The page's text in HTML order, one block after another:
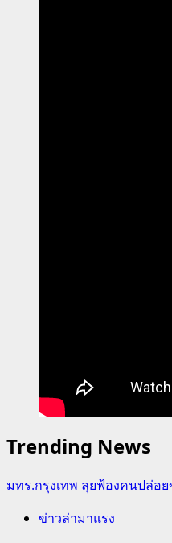
Trending News
มทร.กรุงเทพ ลุยฟ้องคนปล่อ
ข่าวล่ามาแรง